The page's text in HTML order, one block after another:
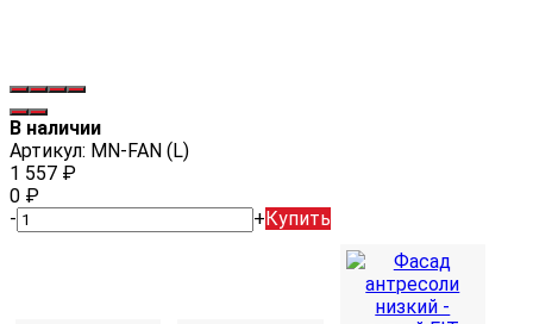
В наличии
Артикул: MN-FAN (L)
1 557 ₽
0 ₽
-
+Купить